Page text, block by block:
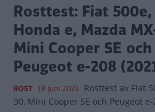
Rosttest: Fiat 500e,
Honda e, Mazda
Mini Cooper SE och
Peugeot e-208
ROST 18 juni 2021 Rosttest av Fiat
30, Mini Cooper SE och Peugeot e-